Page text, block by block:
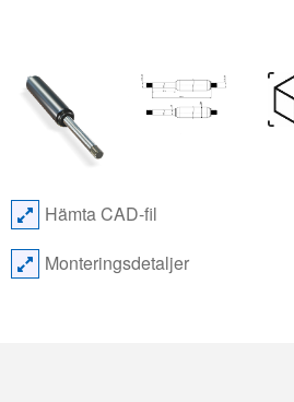
Hämta CAD-fil
Monteringsdetaljer